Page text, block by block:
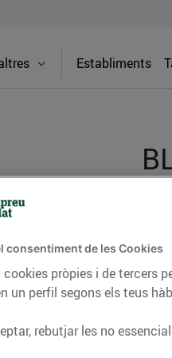
Establiments
consells
del nostre territori
CONSELLS I HÀBITS
consentiment de les Cookies
pròpies i de tercers
un perfil segons els teus
rebutjar les no